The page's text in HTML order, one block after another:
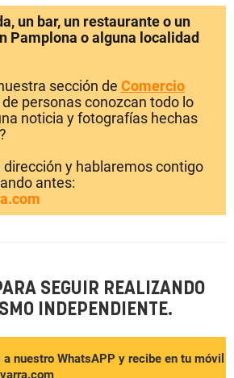
un bar, un restaurante o un
Pamplona o alguna localidad
sección de Comercio
personas conozcan todo lo
noticia y fotografías hechas
dirección y hablaremos contigo
antes:
SEGUIR REALIZANDO
INDEPENDIENTE.
nuestro WhatsAPP y recibe en tu móvil